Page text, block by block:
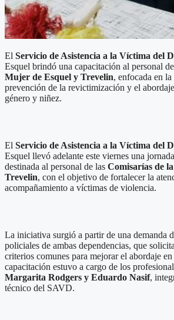
El Servicio de Asistencia a la Víctima del
Esquel brindó una capacitación al personal
Mujer de Esquel y Trevelin, enfocada en
prevención de la revictimización y el
género y niñez.
El Servicio de Asistencia a la Víctima del
Esquel llevó adelante este viernes una
destinada al personal de las Comisarías de
Trevelin, con el objetivo de fortalecer la
acompañamiento a víctimas de violencia.
La iniciativa surgió a partir de una demanda
policiales de ambas dependencias, que
criterios comunes para mejorar el abordaje
capacitación estuvo a cargo de los
Margarita Rodgers y Eduardo Nasif,
técnico del SAVD.